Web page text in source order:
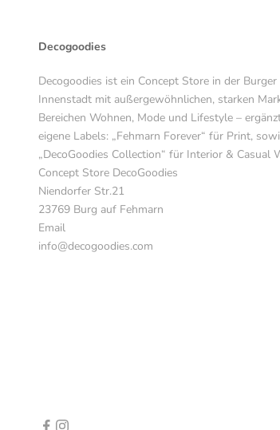
Decogoodies
Decogoodies ist ein Concept Store in der Burger
Innenstadt mit außergewöhnlichen, starken
Bereichen Wohnen, Mode und Lifestyle –
eigene Labels: „Fehmarn Forever“ für Print,
„DecoGoodies Collection“ für Interior & Casual
Concept Store DecoGoodies
Niendorfer Str.21
23769 Burg auf Fehmarn
Email
info@decogoodies.com